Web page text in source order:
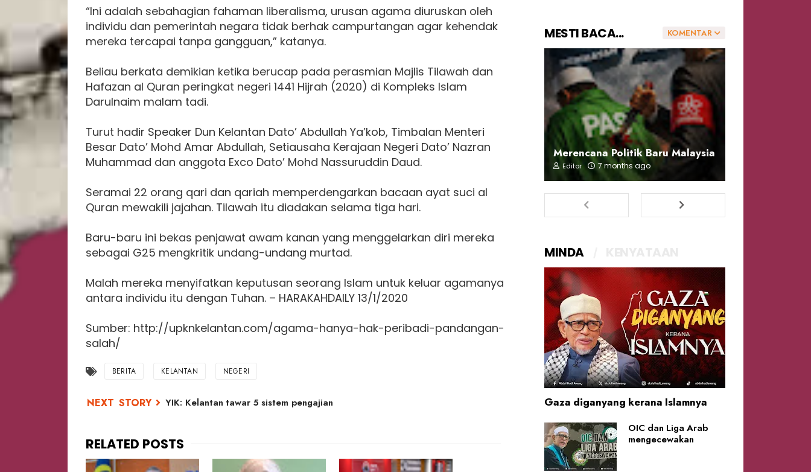
“Ini adalah sebahagian fahaman liberalisma, urusan agama diuruskan oleh
individu dan pemerintah negara tidak berhak campurtangan agar kehendak
mereka tercapai tanpa gangguan,” katanya.
Beliau berkata demikian ketika berucap pada perasmian Majlis Tilawah dan
Hafazan al Quran peringkat negeri 1441 Hijrah (2020) di Kompleks Islam
Darulnaim malam tadi.
Turut hadir Speaker Dun Kelantan Dato’ Abdullah Ya’kob, Timbalan Menteri
Besar Dato’ Mohd Amar Abdullah, Setiausaha Kerajaan Negeri Dato’ Nazran
Muhammad dan anggota Exco Dato’ Mohd Nassuruddin Daud.
Seramai 22 orang qari dan qariah memperdengarkan bacaan ayat suci al
Quran mewakili jajahan. Tilawah itu diadakan selama tiga hari.
Baru-baru ini bekas penjawat awam kanan yang menggelarkan diri mereka
sebagai G25 mengkritik undang-undang murtad.
Malah mereka menyifatkan keputusan seorang Islam untuk keluar agamanya
antara individu itu dengan Tuhan. – HARAKAHDAILY 13/1/2020
Sumber: http://upknkelantan.com/agama-hanya-hak-peribadi-pandangan-
salah/
BERITA KELANTAN NEGERI
YIK: Kelantan tawar 5 sistem pengajian
KOMENTAR
MESTI BACA...
Merencana Politik Baru Malaysia
Editor 7 months ago
MINDA
Gaza diganyang kerana Islamnya
OIC dan Liga Arab
mengecewakan